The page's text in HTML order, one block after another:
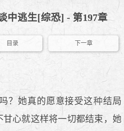
中逃生[综恐] - 第197章
目录 下一章
？她真的愿意接受这
结局
心就这样将一切都结束，她